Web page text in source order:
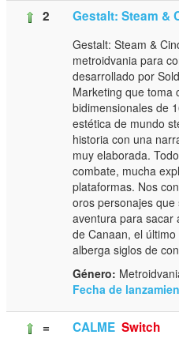
2 Gestalt: Steam &
Gestalt: Steam &
metroidvania para
desarrollado por
Marketing que toma
bidimensionales de
estética de mundo
historia con una
muy elaborada.
combate, mucha
plataformas. Nos
oros personajes
aventura para sacar
de Canaan, el
alberga siglos de
Género:
Fecha de
= CALME Switch